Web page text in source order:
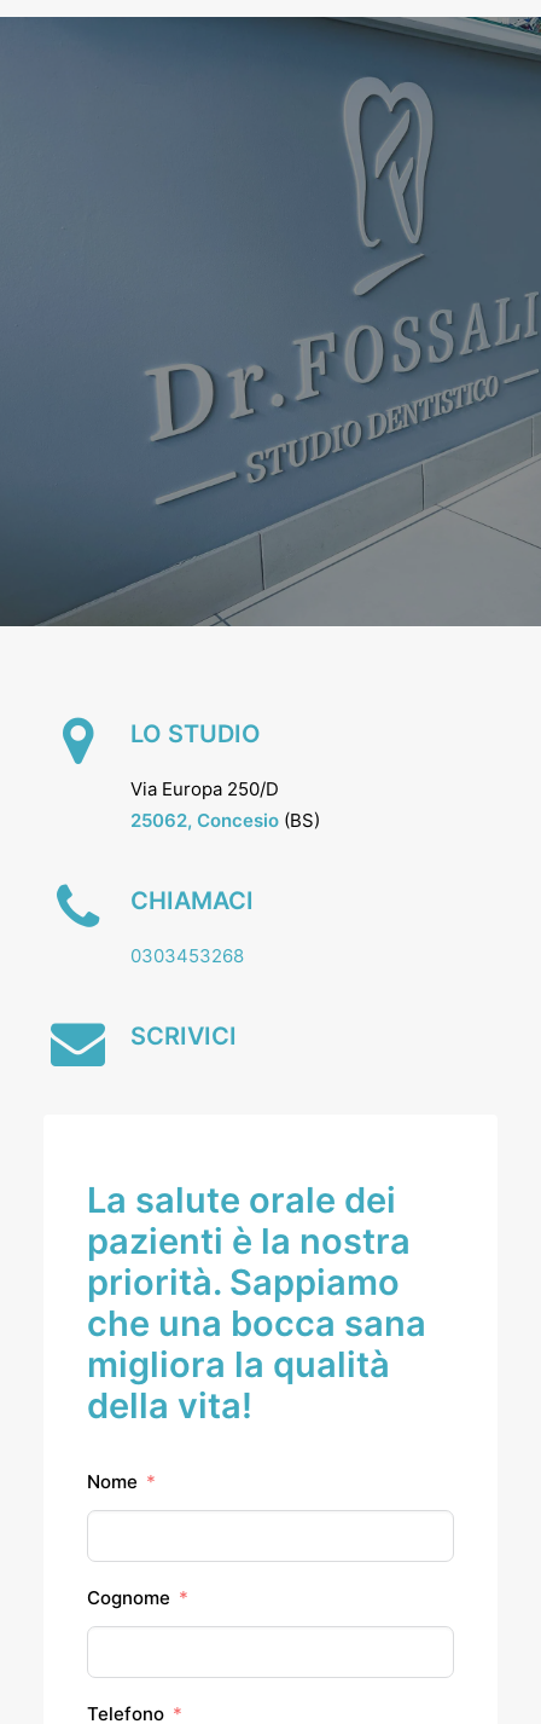
LO STUDIO
Via Europa 250/D
25062, Concesio (BS)
CHIAMACI
0303453268
SCRIVICI
La salute orale dei
pazienti è la nostra
priorità. Sappiamo
che una bocca sana
migliora la qualità
della vita!
Nome
Cognome
Telefono